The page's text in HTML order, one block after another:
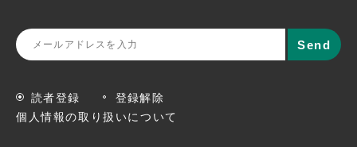
読者登録
登録解除
個人情報の取り扱いについて